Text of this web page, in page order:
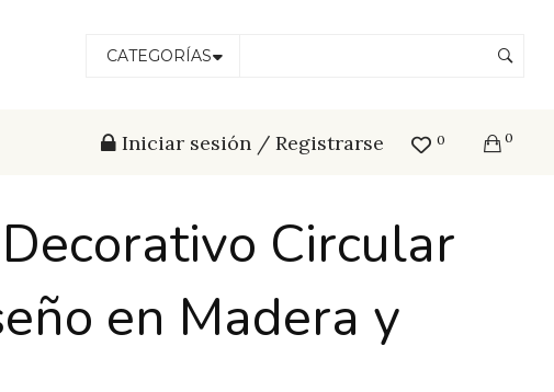
CATEGORÍAS
Iniciar sesión / Registrarse 0 0
Circular
en Madera y